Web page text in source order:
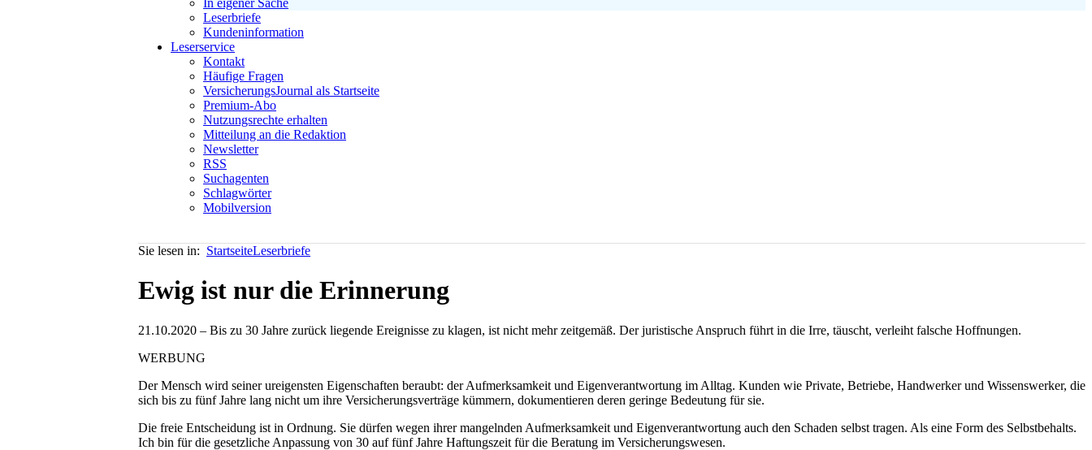
In eigener Sache
Leserbriefe
Kundeninformation
Leserservice
Kontakt
Häufige Fragen
VersicherungsJournal als Startseite
Premium-Abo
Nutzungsrechte erhalten
Mitteilung an die Redaktion
Newsletter
RSS
Suchagenten
Schlagwörter
Mobilversion
Sie lesen in: StartseiteLeserbriefe
Ewig ist nur die Erinnerung
21.10.2020 – Bis zu 30 Jahre zurück liegende Ereignisse zu klagen, ist nicht mehr zeitgemäß. Der juristische Anspruch führt in die Irre, täuscht, verleiht falsche Hoffnungen.
WERBUNG
Der Mensch wird seiner ureigensten Eigenschaften beraubt: der Aufmerksamkeit und Eigenverantwortung im Alltag. Kunden wie Private, Betriebe, Handwerker und Wissenswerker, die
sich bis zu fünf Jahre lang nicht um ihre Versicherungsverträge kümmern, dokumentieren deren geringe Bedeutung für sie.
Die freie Entscheidung ist in Ordnung. Sie dürfen wegen ihrer mangelnden Aufmerksamkeit und Eigenverantwortung auch den Schaden selbst tragen. Als eine Form des Selbstbehalts.
Ich bin für die gesetzliche Anpassung von 30 auf fünf Jahre Haftungszeit für die Beratung im Versicherungswesen.